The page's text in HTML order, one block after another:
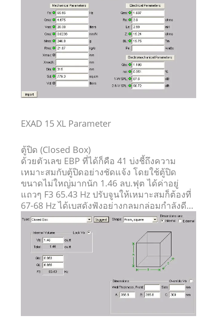
EXAD 15 XL Parameter
ตู้ปิด (Closed Box)
ด้วยตัวเลข EBP ที่ได้ก็คือ 41 บ่งชี้ถึงความ
เหมาะสมกับตู้ปิดอย่างชัดแจ้ง โดยใช้ตู้ปิด
ขนาดไม่ใหญ่มากนัก 1.46 ลบ.ฟุต ได้ค่าอยู่
แถวๆ F3 65.43 Hz ปรับจูนให้เหมาะสมก็ต้องที่
67-68 Hz ได้เบสดังฟังอย่างกลมกล่อมกำลังดี…